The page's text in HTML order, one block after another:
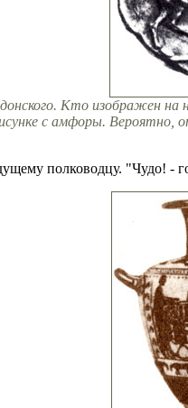
Кто изображен
с амфоры. Вероятно,
полководцу. "Чудо! -